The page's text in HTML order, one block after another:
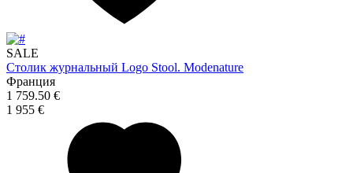
SALE
Столик журнальный Logo Stool. Modenature
Франция
1 759.50 €
1 955 €